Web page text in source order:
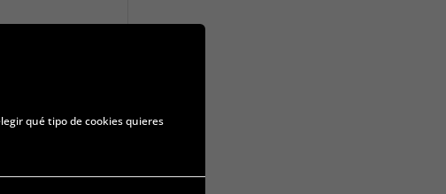
qué tipo de cookies quieres